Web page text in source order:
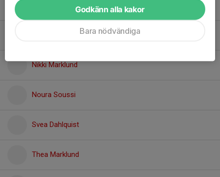
Natalia Andersson
Nikki Marklund
Noura Soussi
Svea Dahlquist
Thea Marklund
Godkänn alla kakor
Bara nödvändiga